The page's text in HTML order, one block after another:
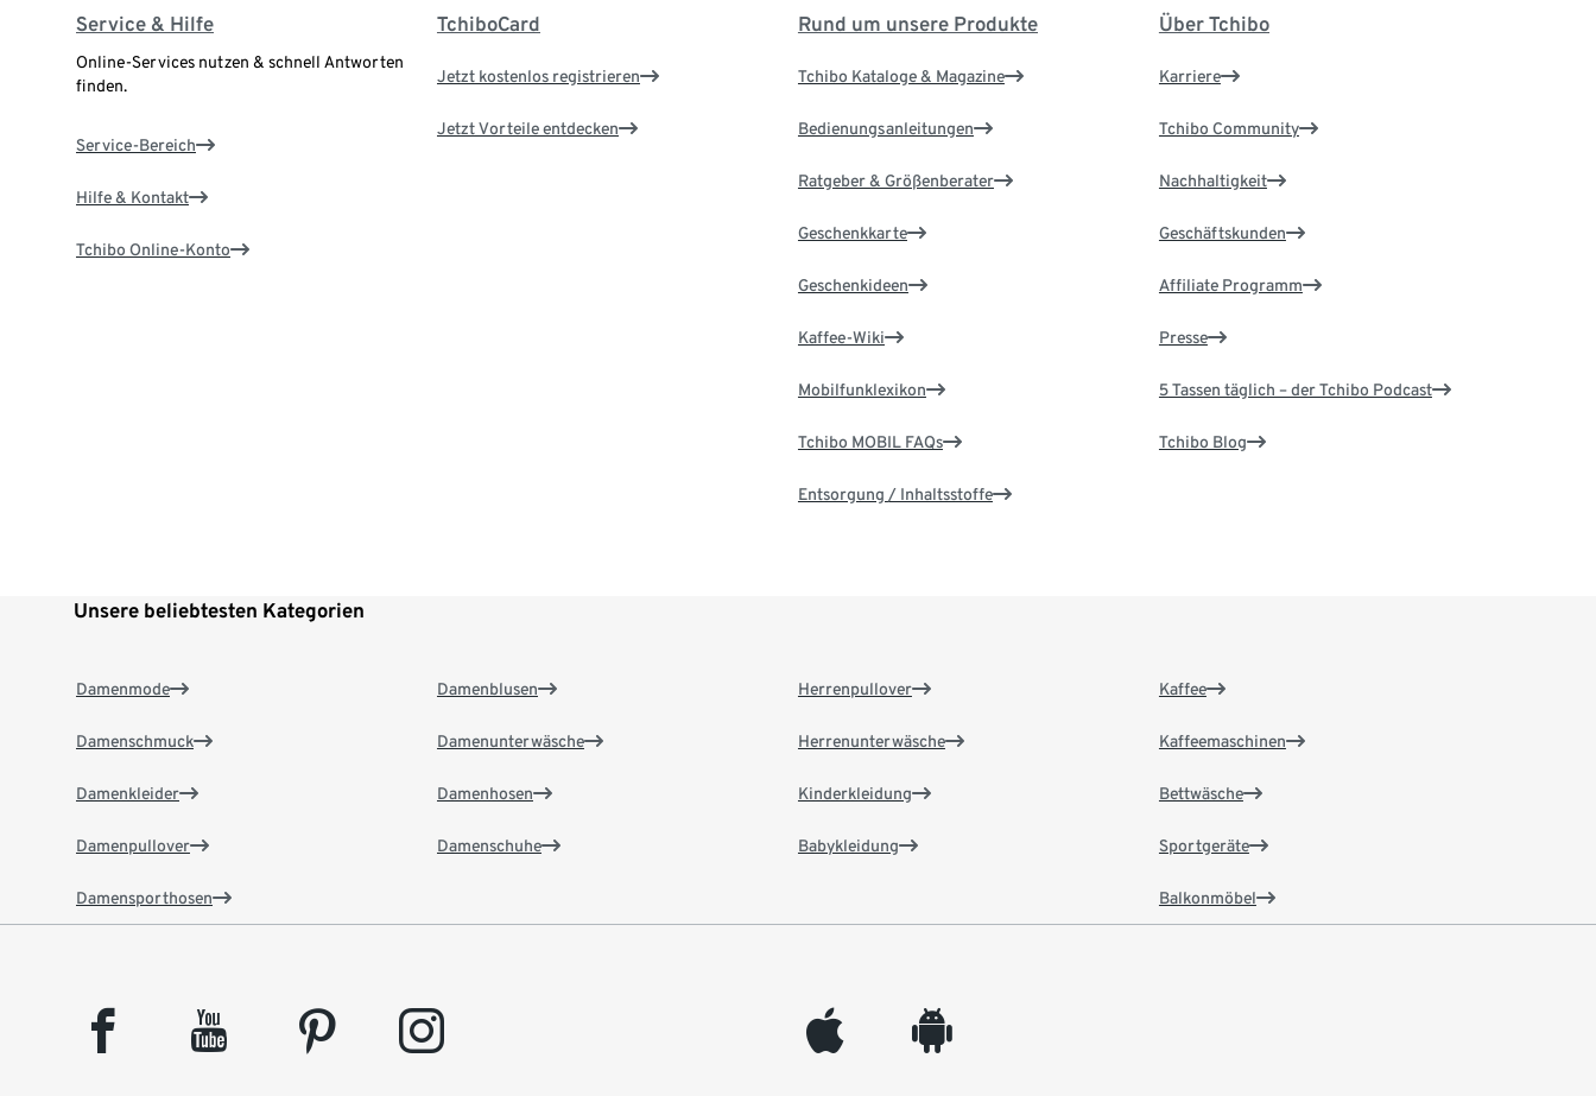
Service & Hilfe
Online-Services nutzen & schnell Antworten
finden.
Service-Bereich
Hilfe & Kontakt
Tchibo Online-Konto
TchiboCard
Jetzt kostenlos registrieren
Jetzt Vorteile entdecken
Rund um unsere Produkte
Tchibo Kataloge & Magazine
Bedienungsanleitungen
Ratgeber & Größenberater
Geschenkkarte
Geschenkideen
Kaffee-Wiki
Mobilfunklexikon
Tchibo MOBIL FAQs
Entsorgung / Inhaltsstoffe
Über Tchibo
Karriere
Tchibo Community
Nachhaltigkeit
Geschäftskunden
Affiliate Programm
Presse
5 Tassen täglich – der Tchibo Podcast
Tchibo Blog
Unsere beliebtesten Kategorien
Damenmode
Damenschmuck
Damenkleider
Damenpullover
Damensporthosen
Damenblusen
Damenunterwäsche
Damenhosen
Damenschuhe
Herrenpullover
Herrenunterwäsche
Kinderkleidung
Babykleidung
Kaffee
Kaffeemaschinen
Bettwäsche
Sportgeräte
Balkonmöbel
facebook youtube pinterest instagram appleinc android